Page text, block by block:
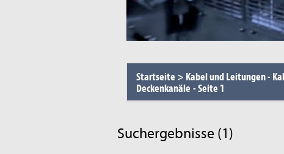
Startseite > Kabel und Leitungen -
Deckenkanäle -Seite 1
Suchergebnisse (1)